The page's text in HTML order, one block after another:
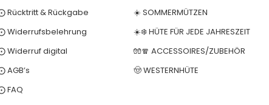
Rücktritt & Rückgabe
Widerrufsbelehrung
Widerruf digital
AGB’s
FAQ
☀️ SOMMERMÜTZEN
☀️❄️ HÜTE FÜR JEDE JAHRESZEIT
🧤🧣 ACCESSOIRES/ZUBEHÖR
🤠 WESTERNHÜTE